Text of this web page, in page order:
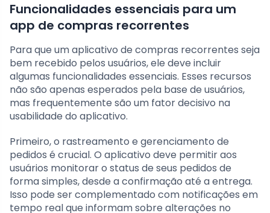
Funcionalidades essenciais para um
app de compras recorrentes
Para que um aplicativo de compras recorrentes seja
bem recebido pelos usuários, ele deve incluir
algumas funcionalidades essenciais. Esses recursos
não são apenas esperados pela base de usuários,
mas frequentemente são um fator decisivo na
usabilidade do aplicativo.
Primeiro, o rastreamento e gerenciamento de
pedidos é crucial. O aplicativo deve permitir aos
usuários monitorar o status de seus pedidos de
forma simples, desde a confirmação até a entrega.
Isso pode ser complementado com notificações em
tempo real que informam sobre alterações no